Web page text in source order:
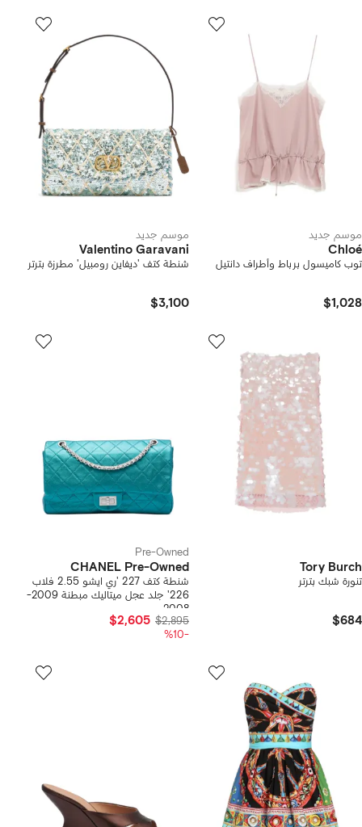
موسم جديد
Chloé
توب كاميسول برباط وأطراف دانتيل
$1,028
موسم جديد
Valentino Garavani
شنطة كتف 'ديفاين رومبيل' مطرزة بترتر
$3,100
Tory Burch
تنورة شبك بترتر
$684
Pre-Owned
CHANEL Pre-Owned
شنطة كتف 227 'ري ايشو 2.55 فلاب
226' جلد عجل ميتاليك مبطنة 2009-
2008
$2,895
$2,605
-%10